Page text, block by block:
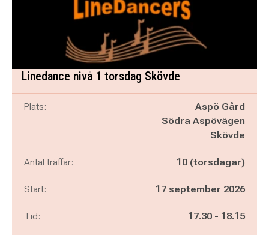
Linedance nivå 1 torsdag Skövde
Plats:
Aspö Gård
Södra Aspövägen
Skövde
Antal träffar: 10 (torsdagar)
Start: 17 september 2026
Tid: Pågår mellan
17.30 - och
18.15